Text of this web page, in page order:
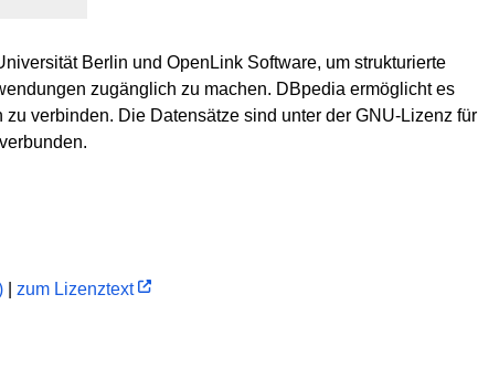
Berlin und OpenLink Software, um strukturierte
zugänglich zu machen. DBpedia ermöglicht es
verbinden. Die Datensätze sind unter der GNU-Lizenz für
zum Lizenztext